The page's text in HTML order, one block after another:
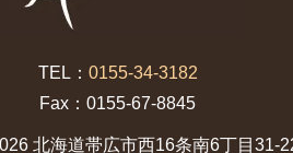
TEL： 0155-34-3182
Fax：0155-67-8845
北海道帯広市西16条南6丁目31-